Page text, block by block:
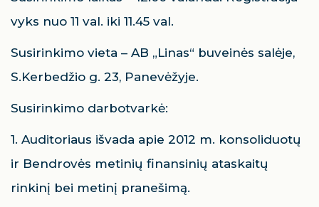
vyks nuo 11 val. iki 11.45 val.
Susirinkimo vieta – AB „Linas“ buveinės salėje,
S.Kerbedžio g. 23, Panevėžyje.
Susirinkimo darbotvarkė:
1. Auditoriaus išvada apie 2012 m. konsoliduotų
ir Bendrovės metinių finansinių ataskaitų
rinkinį bei metinį pranešimą.